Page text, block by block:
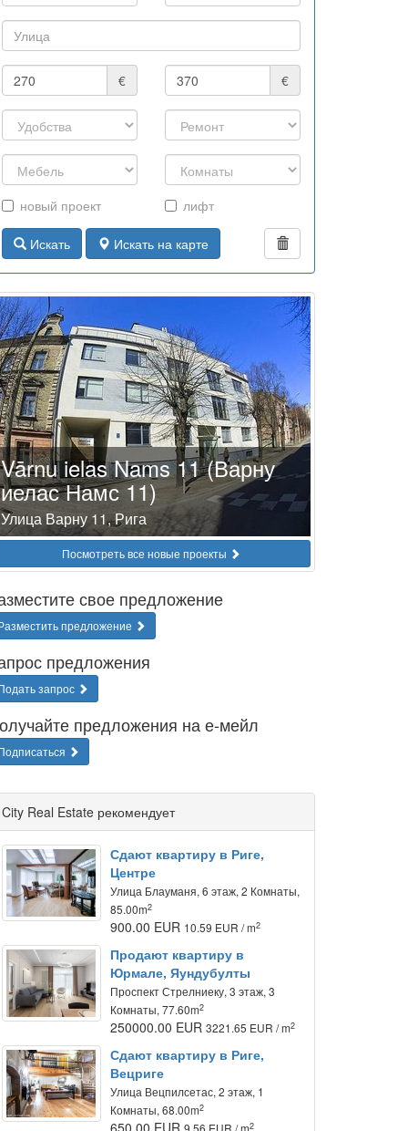
€ €
новый проект лифт
Искать Искать на карте
Vārnu ielas Nams 11 (Варну
иелас Намс 11)
Улица Варну 11, Рига
Посмотреть все новые проекты
свое предложение
предложение
предложения
запрос
предложения на е-мейл
City Real Estate рекомендует
Сдают квартиру в Риге,
Центре
Улица Блауманя, 6 этаж, 2 Комнаты,
85.00m2
900.00 EUR 10.59 EUR / m2
Продают квартиру в
Юрмале, Яундубулты
Проспект Стрелниеку, 3 этаж, 3
Комнаты, 77.60m2
250000.00 EUR3221.65 EUR / m2
Сдают квартиру в Риге,
Вецриге
Улица Вецпилсетас, 2 этаж, 1
Комнаты, 68.00m2
2